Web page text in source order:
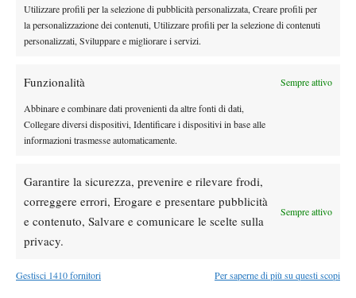
Utilizzare profili per la selezione di pubblicità personalizzata, Creare profili per
la personalizzazione dei contenuti, Utilizzare profili per la selezione di contenuti
personalizzati, Sviluppare e migliorare i servizi.
Funzionalità Sempre attivo
Abbinare e combinare dati provenienti da altre fonti di dati,
Collegare diversi dispositivi, Identificare i dispositivi in base alle
informazioni trasmesse automaticamente.
Garantire la sicurezza, prevenire e rilevare frodi,
correggere errori, Erogare e presentare pubblicità
e contenuto, Salvare e comunicare le scelte sulla
privacy.
Sempre attivo
Gestisci 1410 fornitori Per saperne di più su questi scopi
Wta
Atp News
Masters 1000 Montreal 2026: Darderi
SOCIAL